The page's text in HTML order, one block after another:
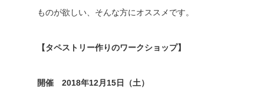
ものが欲しい、そんな方にオススメです。
【タペストリー作りのワークショップ】
開催 2018年12月15日（土）